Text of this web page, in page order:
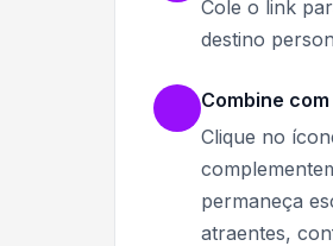
Cole o link
destino
Combine
Clique no
permaneça
atraentes,